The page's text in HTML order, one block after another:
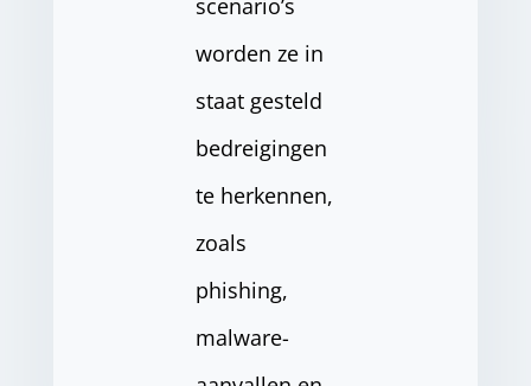
worden ze in
staat gesteld
bedreigingen
te herkennen,
zoals
phishing,
malware-